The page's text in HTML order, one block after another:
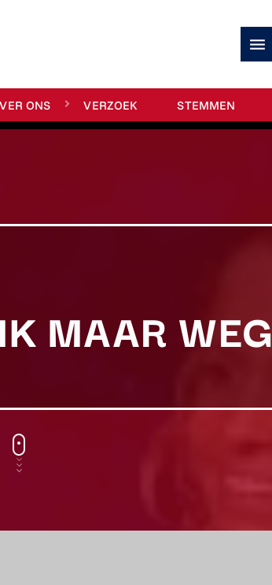
ONS VERZOEK STEMMEN
menu
MAAR WEG